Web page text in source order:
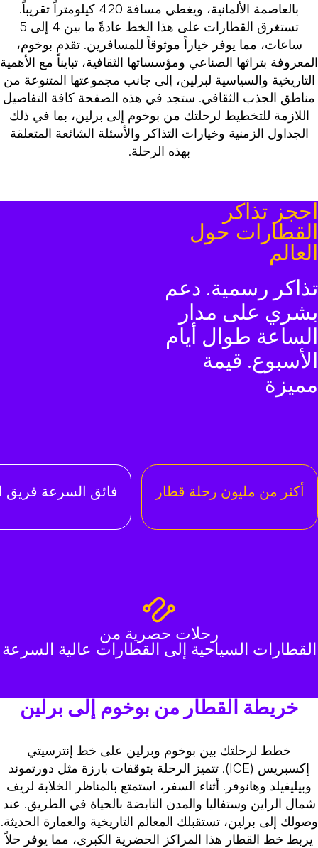
بالعاصمة الألمانية، ويغطي مسافة 420 كيلومتراً تقريباً.
تستغرق القطارات على هذا الخط عادةً ما بين 4 إلى 5
ساعات، مما يوفر خياراً موثوقاً للمسافرين. تقدم بوخوم،
بتراثها الصناعي ومؤسساتها الثقافية، تبايناً مع الأهمية
التاريخية والسياسية لبرلين، إلى جانب مجموعتها المتنوعة من
مناطق الجذب الثقافي. ستجد في هذه الصفحة كافة التفاصيل
اللازمة للتخطيط لرحلتك من بوخوم إلى برلين، بما في ذلك
الجداول الزمنية وخيارات التذاكر والأسئلة الشائعة المتعلقة
بهذه الرحلة.
تذاكر
حول
رسمية. دعم
على مدار
طوال أيام
قيمة
أكثر من مليون رحلة قطار فائق السرعة فريق
رحلات حصرية من
القطارات السياحية إلى القطارات عالية السرعة
خريطة القطار من بوخوم إلى برلين
خطط لرحلتك بين بوخوم وبرلين على خط إنترسيتي
إكسبريس (ICE). تتميز الرحلة بتوقفات بارزة مثل دورتموند
وبيليفيلد وهانوفر. أثناء السفر، استمتع بالمناظر الخلابة لريف
شمال الراين وستفاليا والمدن النابضة بالحياة في الطريق. عند
إلى برلين، تستقبلك المعالم التاريخية والعمارة الحديثة.
يربط خط القطار هذا المراكز الحضرية الكبرى، مما يوفر حلاً